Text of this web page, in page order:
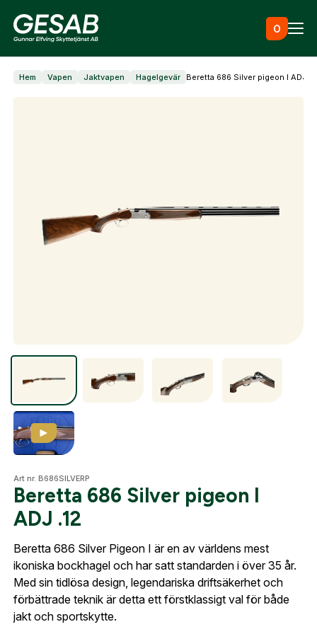
0
Ammunition
Mer
Mitt konto
Kontakta oss
Hem Vapen Jaktvapen Hagelgevär Beretta 686 Silver pigeon I ADJ
Art nr. B686SILVERP
Beretta 686 Silver pigeon I
ADJ .12
Beretta 686 Silver Pigeon I är en av världens mest
ikoniska bockhagel och har satt standarden i över 35 år.
Med sin tidlösa design, legendariska driftsäkerhet och
förbättrade teknik är detta ett förstklassigt val för både
jakt och sportskytte.